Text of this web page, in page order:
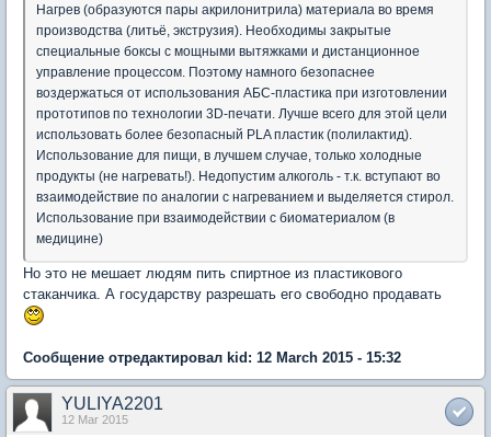
Нагрев (образуются пары акрилонитрила) материала во время
производства (литьё, экструзия). Необходимы закрытые
специальные боксы с мощными вытяжками и дистанционное
управление процессом. Поэтому намного безопаснее
воздержаться от использования АБС-пластика при изготовлении
прототипов по технологии 3D-печати. Лучше всего для этой цели
использовать более безопасный PLA пластик (полилактид).
Использование для пищи, в лучшем случае, только холодные
продукты (не нагревать!). Недопустим алкоголь - т.к. вступают во
взаимодействие по аналогии с нагреванием и выделяется стирол.
Использование при взаимодействии с биоматериалом (в
медицине)
Но это не мешает людям пить спиртное из пластикового
стаканчика. А государству разрешать его свободно продавать
Сообщение отредактировал kid: 12 March 2015 - 15:32
YULIYA2201
12 Mar 2015